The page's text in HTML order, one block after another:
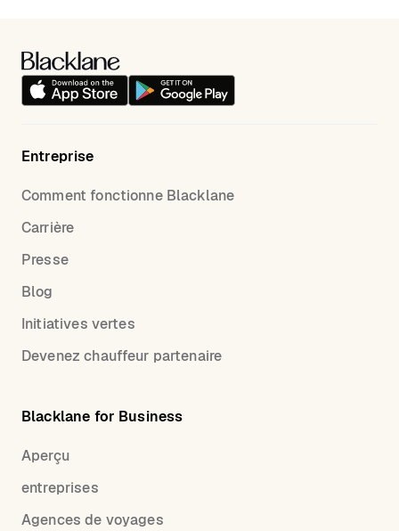
Entreprise
Comment fonctionne Blacklane
Carrière
Presse
Blog
Initiatives vertes
Devenez chauffeur partenaire
Blacklane for Business
Aperçu
entreprises
Agences de voyages